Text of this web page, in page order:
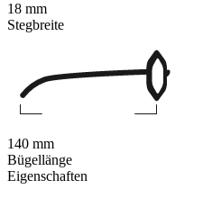
Eigenschaften
18 mm
Stegbreite
140 mm
Bügellänge